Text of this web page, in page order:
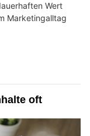
Wert
Marketingalltag
oft